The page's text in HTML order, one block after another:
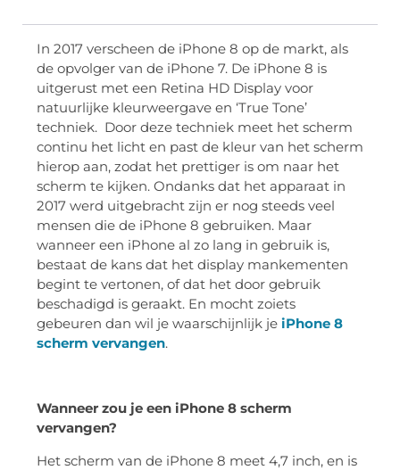
In 2017 verscheen de iPhone 8 op de markt, als
de opvolger van de iPhone 7. De iPhone 8 is
uitgerust met een Retina HD Display voor
natuurlijke kleurweergave en ‘True Tone’
techniek. Door deze techniek meet het scherm
continu het licht en past de kleur van het scherm
hierop aan, zodat het prettiger is om naar het
scherm te kijken. Ondanks dat het apparaat in
2017 werd uitgebracht zijn er nog steeds veel
mensen die de iPhone 8 gebruiken. Maar
wanneer een iPhone al zo lang in gebruik is,
bestaat de kans dat het display mankementen
begint te vertonen, of dat het door gebruik
beschadigd is geraakt. En mocht zoiets
gebeuren dan wil je waarschijnlijk je iPhone 8
scherm vervangen.
Wanneer zou je een iPhone 8 scherm
vervangen?
Het scherm van de iPhone 8 meet 4,7 inch, en is